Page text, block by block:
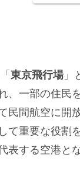
東京飛行場」
、一部の住民
民間航空に
て重要な役割
表する空港と